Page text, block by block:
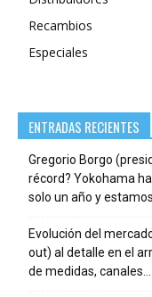
Recambios
Especiales
ENTRADAS RECIENTES
Gregorio Borgo
récord? Yokohama
solo un año y
Evolución del
out) al detalle en el
de medidas,